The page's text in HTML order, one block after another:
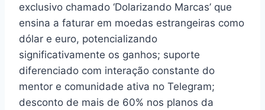
exclusivo chamado ‘Dolarizando Marcas’ que
ensina a faturar em moedas estrangeiras como
dólar e euro, potencializando
significativamente os ganhos; suporte
diferenciado com interação constante do
mentor e comunidade ativa no Telegram;
desconto de mais de 60% nos planos da